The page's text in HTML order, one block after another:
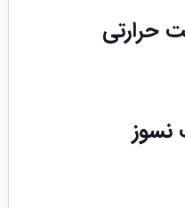
حرارتی